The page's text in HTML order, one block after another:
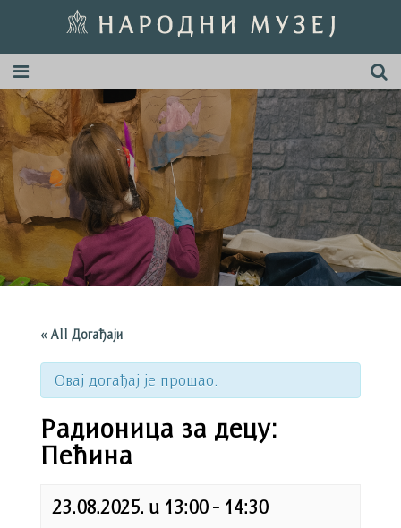
« All Догађаји
Овај догађај је прошао.
Радионица за децу:
Пећина
23.08.2025. u 13:00- 14:30